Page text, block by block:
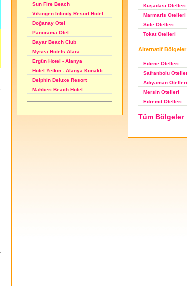
Sun Fire Beach
Vikingen Infinity Resort Hotel
Doğanay Otel
Panorama Otel
Bayar Beach Club
Mysea Hotels Alara
Ergün Hotel - Alanya
Hotel Yetkin - Alanya Konaklı
Delphin Deluxe Resort
Mahberi Beach Hotel
Kuşadası Otelleri
Marmaris Otelleri
Side Otelleri
Tokat Otelleri
Alternatif Bölgeler
Edirne Otelleri
Safranbolu
Adıyaman Otelleri
Mersin Otelleri
Edremit Otelleri
Tüm Bölgeler